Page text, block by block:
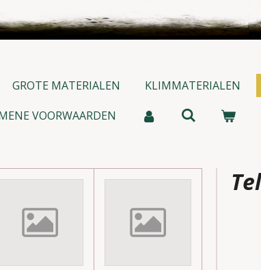
GROTE MATERIALEN KLIMMATERIALEN
VOORWAARDEN